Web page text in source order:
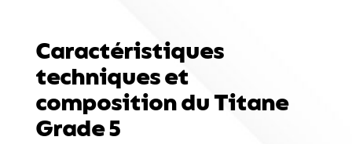
Caractéristiques
techniques et
composition du Titane
Grade 5